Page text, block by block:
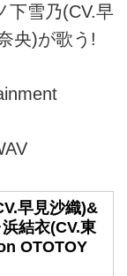
下雪乃(CV.早
央)が歌う!
早見沙織)&
結衣(CV.東
OTOTOY